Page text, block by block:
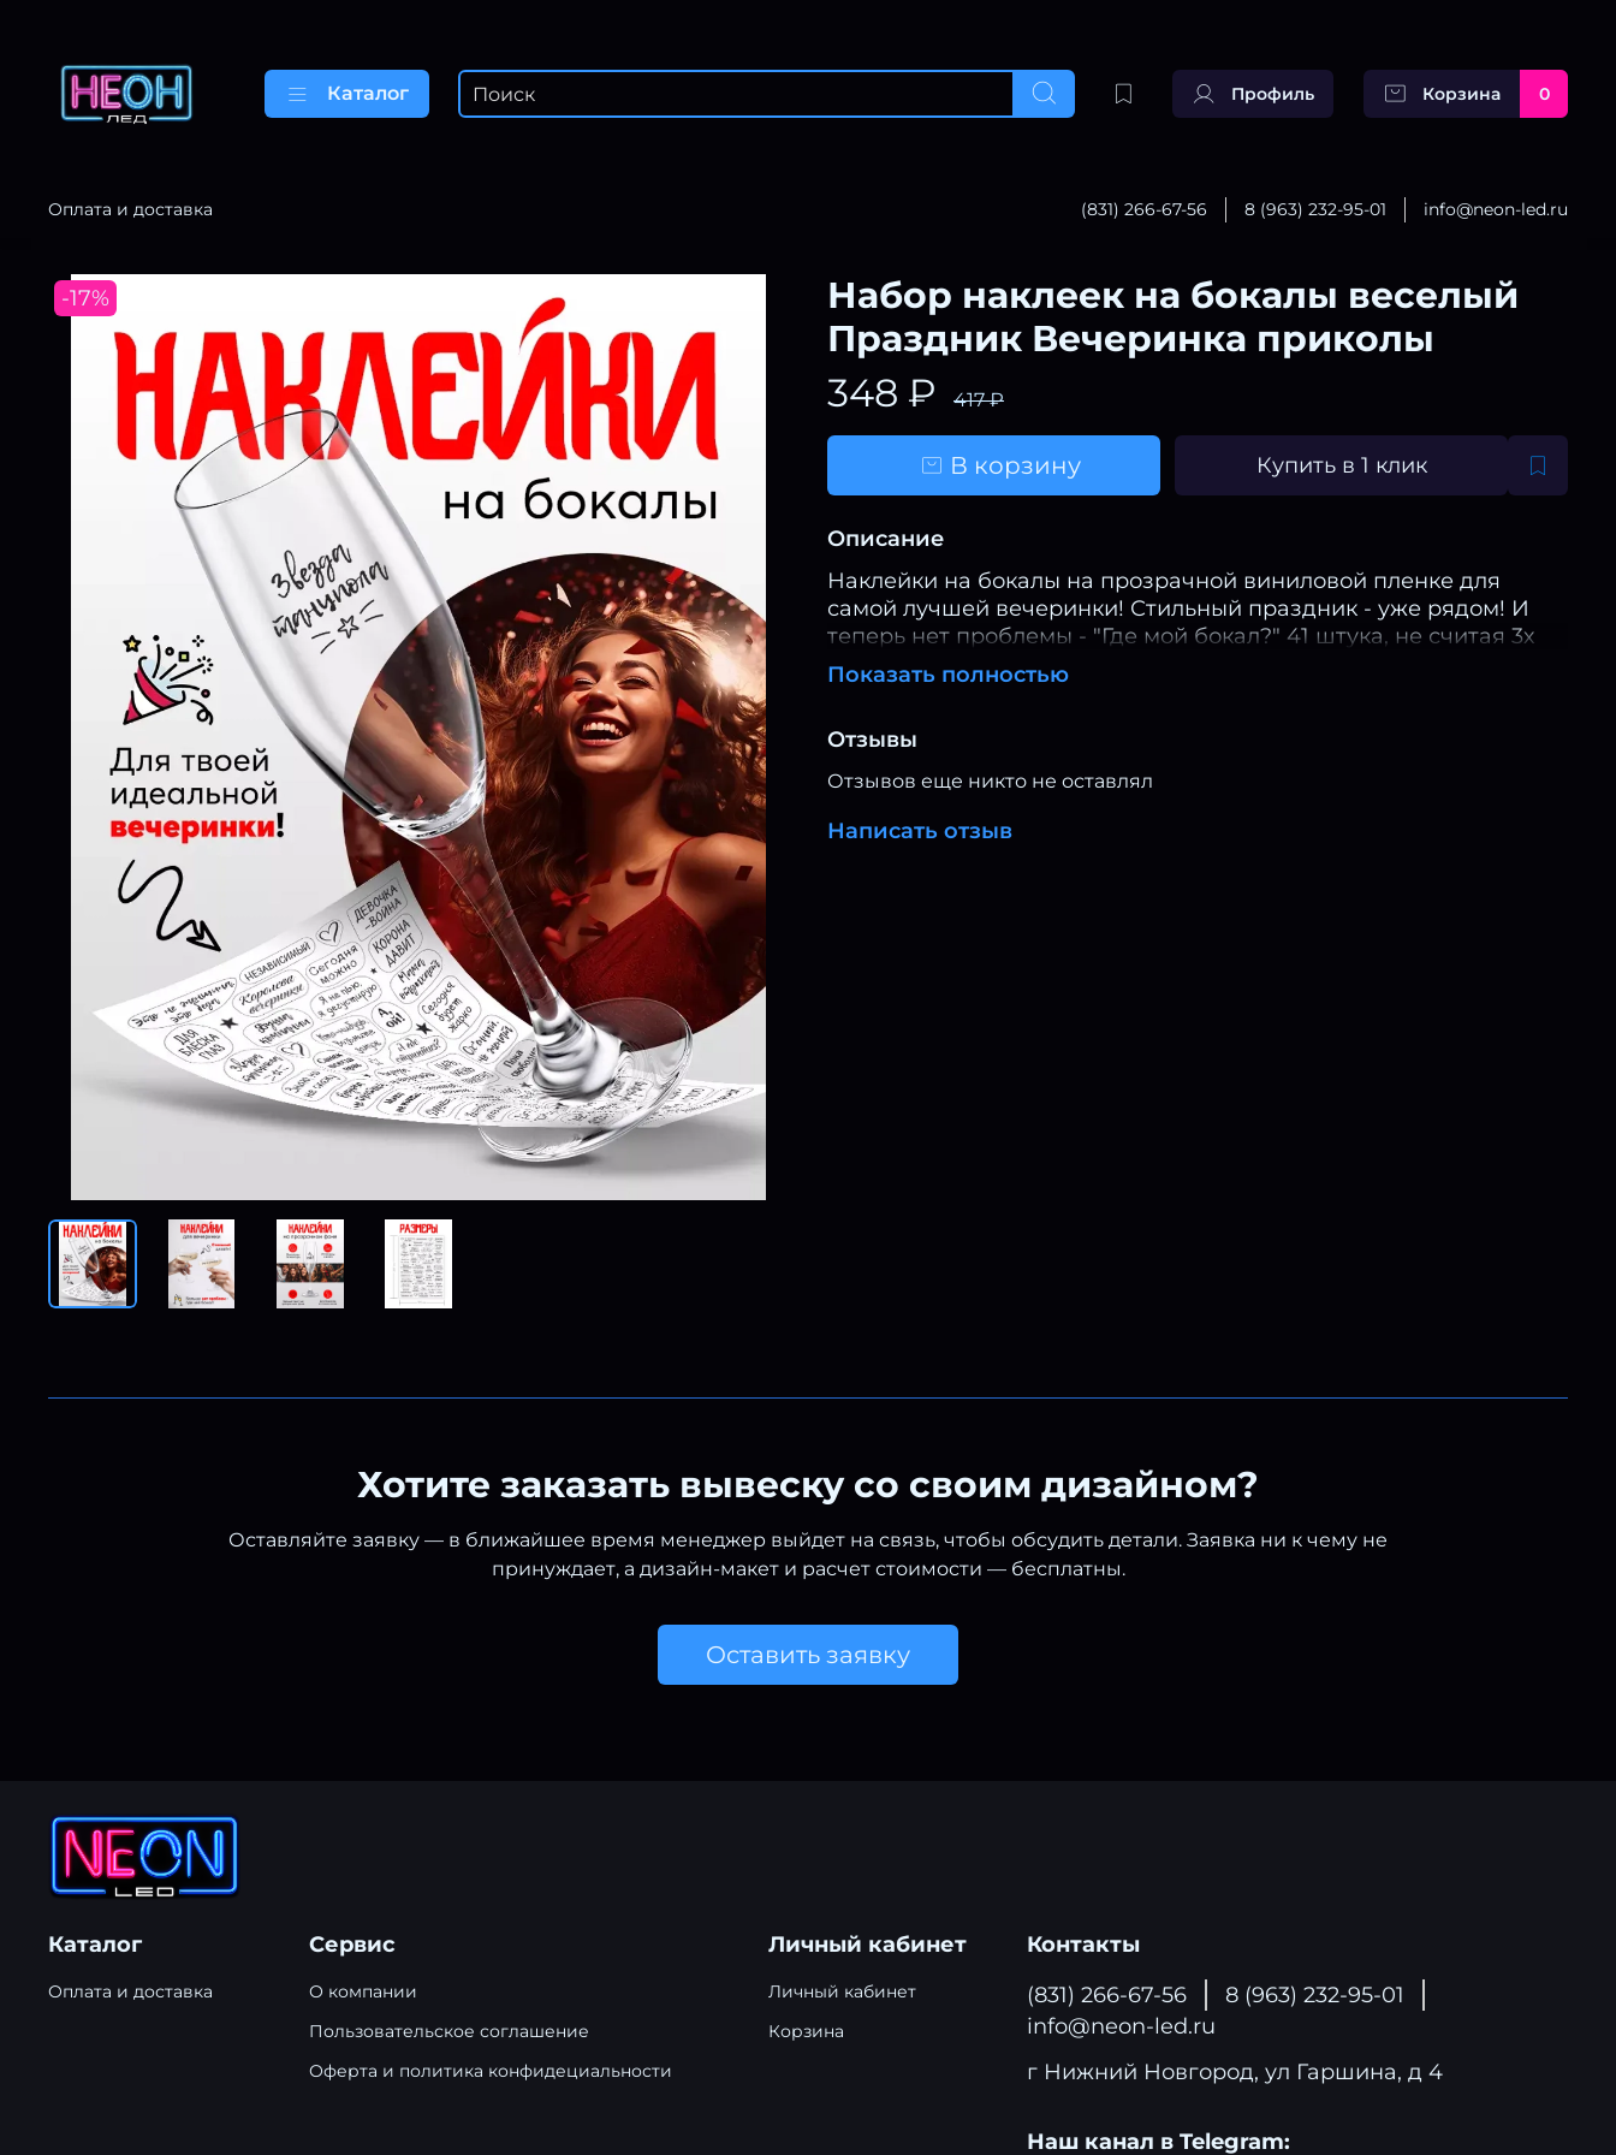
Каталог Профиль Корзина 0
Оплата и доставка (831) 266-67-56 8 (963) 232-95-01 info@neon-led.ru
-17%
Набор наклеек на бокалы веселый
Праздник Вечеринка приколы
348 ₽ 417 ₽
В корзину Купить в 1 клик
Описание
Наклейки на бокалы на прозрачной виниловой пленке для
самой лучшей вечеринки! Стильный праздник - уже рядом! И
теперь нет проблемы - "Где мой бокал?" 41 штука, не считая 3х
наклеек с сердечком - на любой вкус для большой веселой
колмпании!
Показать полностью
Отзывы
Отзывов еще никто не оставлял
Написать отзыв
Хотите заказать вывеску со своим дизайном?
Оставляйте заявку — в ближайшее время менеджер выйдет на связь, чтобы обсудить детали. Заявка ни к чему не
принуждает, а дизайн-макет и расчет стоимости — бесплатны.
Оставить заявку
Каталог
Оплата и доставка
Сервис
О компании
Пользовательское соглашение
Оферта и политика конфидециальности
Личный кабинет
Личный кабинет
Корзина
Контакты
(831) 266-67-56
8 (963) 232-95-01
info@neon-led.ru
г Нижний Новгород, ул Гаршина, д 4
Наш канал в Telegram: